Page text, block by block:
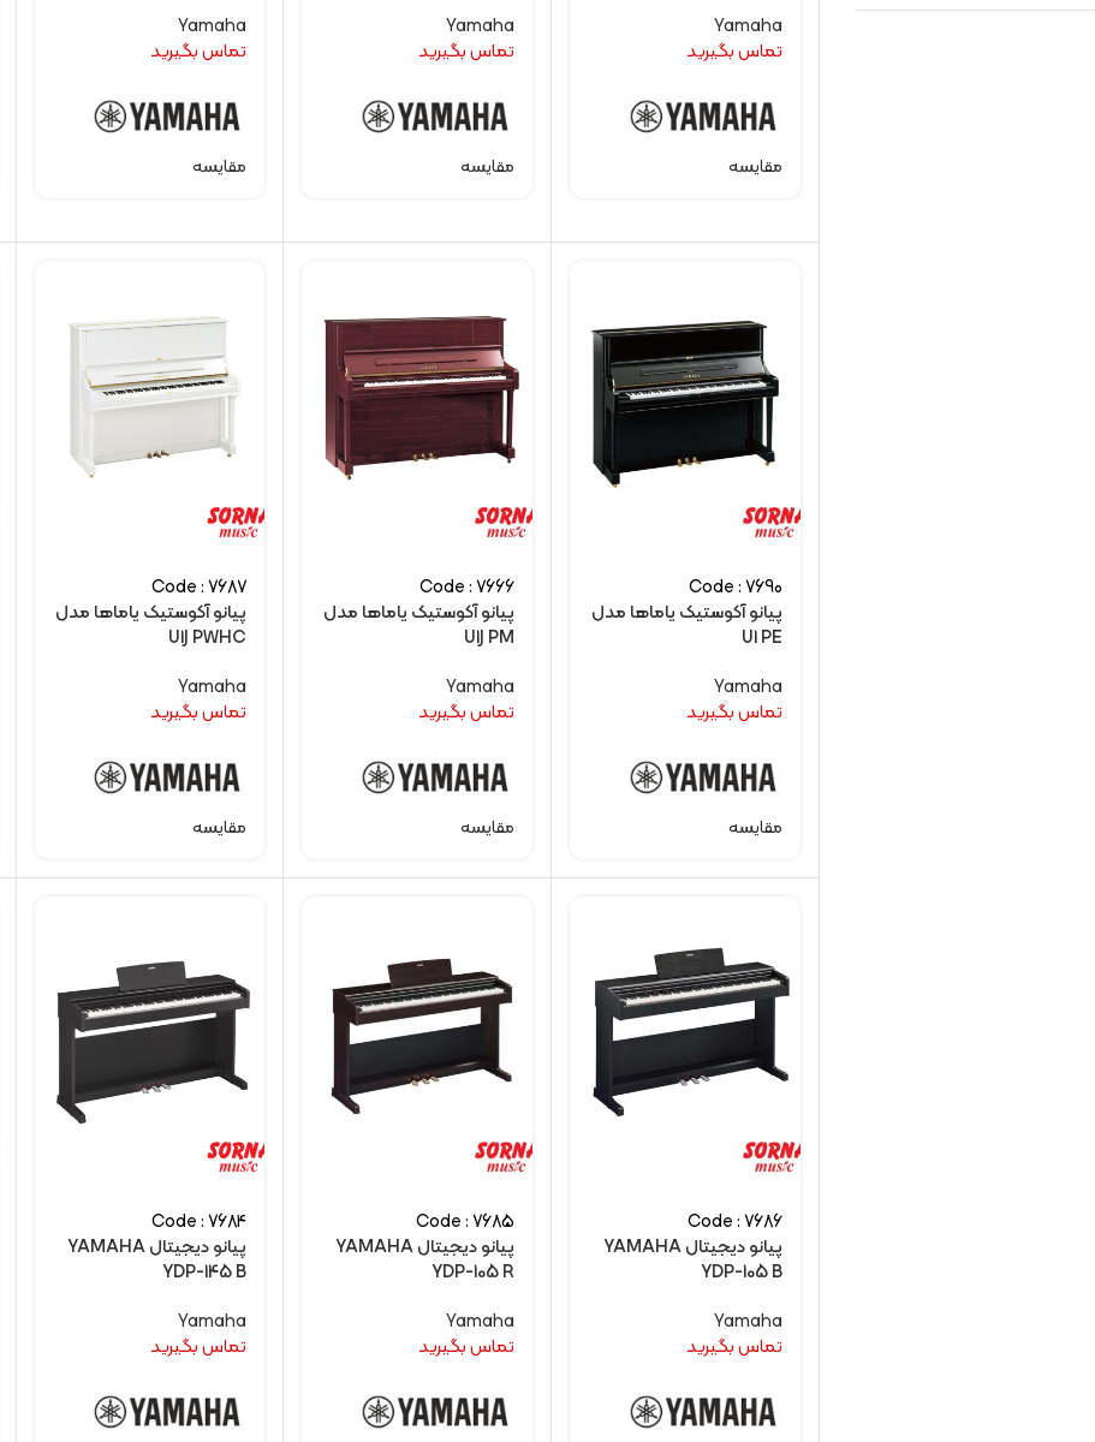
Yamaha
تماس بگیرید
مقایسه
Yamaha
تماس بگیرید
مقایسه
Yamaha
تماس بگیرید
مقایسه
Code : 7690
پیانو آکوستیک یاماها مدل
U1 PE
Yamaha
تماس بگیرید
مقایسه
Code : 7666
پیانو آکوستیک یاماها مدل
U1J PM
Yamaha
تماس بگیرید
مقایسه
Code : 7687
پیانو آکوستیک یاماها مدل
U1J PWHC
Yamaha
تماس بگیرید
مقایسه
Code : 7686
پیانو دیجیتال YAMAHA
YDP-105 B
Yamaha
تماس بگیرید
Code : 7685
پیانو دیجیتال YAMAHA
YDP-105 R
Yamaha
تماس بگیرید
Code : 7684
پیانو دیجیتال YAMAHA
YDP-145 B
Yamaha
تماس بگیرید